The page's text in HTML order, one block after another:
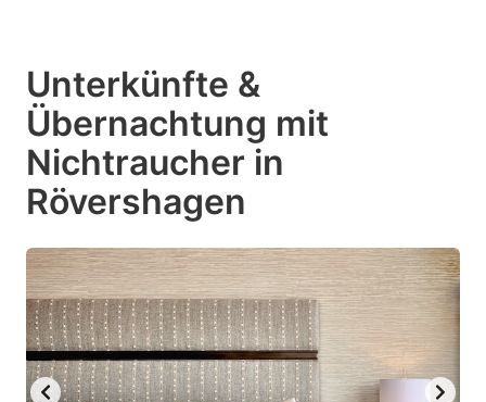
Unterkünfte &
Übernachtung mit
Nichtraucher in
Rövershagen